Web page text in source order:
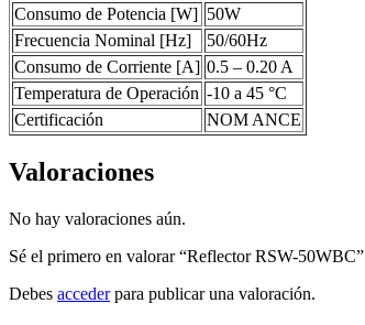
Consumo de Potencia [W] 50W
Frecuencia Nominal [Hz]
50/60Hz
Consumo de Corriente [A] 0.5 – 0.20 A
Temperatura de Operación -10 a 45 °C
Certificación
NOM ANCE
Valoraciones
No hay valoraciones aún.
Sé el primero en valorar “Reflector RSW-50WBC”
Debes accederpara publicar una valoración.